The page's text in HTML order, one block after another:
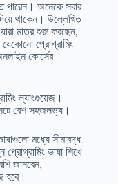
পারেন। অনেকে সবার
থাকেন। উল্লেখিত
মাত্র শুরু করছেন,
প্রোগ্রামিং
কোর্সের
ল্যাংগুয়েজ।
বেশ সহজলভ্য।
মধ্যে সীমাবদ্ধ
ভাষা শিখে
জানবেন,
হবে।